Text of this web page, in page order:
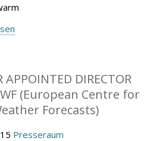
APPOINTED DIRECTOR
(European Centre for
Forecasts)
Presseraum